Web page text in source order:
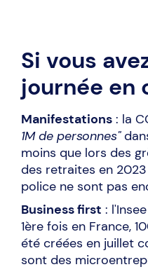
Si vous
journée en
Manifestations : la
1M de personnes"
moins que lors des
des retraites en
police ne sont pas
Business first :
1ère fois en France,
été créées en juillet
sont des